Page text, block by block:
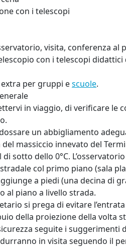
con i telescopi
visita, conferenza al
con i telescopi didattici
per gruppi escuole.
in viaggio, di verificare le
un abbigliamento
massiccio innevato del
sotto dello 0°C.
col primo piano (sala
a piedi (una decina di
al piano a livello strada.
si prega di evitare
della proiezione della volta
seguite i suggerimenti
in visita seguendo il